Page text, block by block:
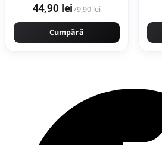
120 cm lucioasa
rectificata tip marmura
44,90 lei79,90 lei
Cumpără